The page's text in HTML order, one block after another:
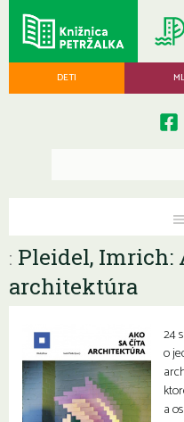
DETI
: Pleidel, Imrich:
architektúra
24
o
a